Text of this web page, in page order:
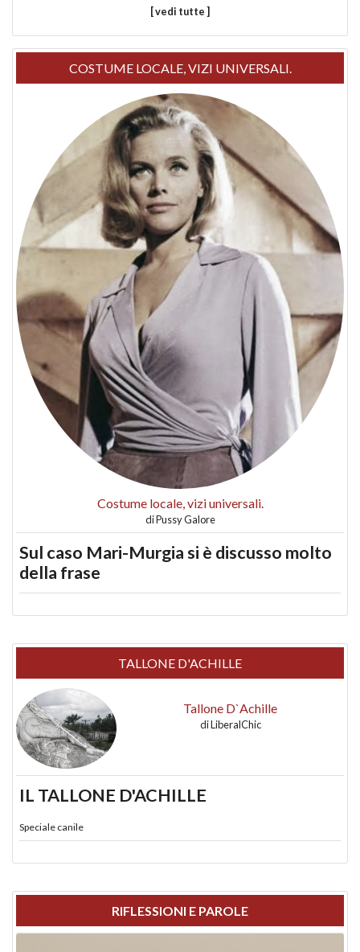
[ vedi tutte ]
COSTUME LOCALE, VIZI UNIVERSALI.
Costume locale, vizi universali.
diPussy Galore
Sul caso Mari-Murgia si è discusso molto
della frase
TALLONE D'ACHILLE
Tallone D`Achille
diLiberalChic
IL TALLONE D'ACHILLE
Speciale canile
RIFLESSIONI E PAROLE